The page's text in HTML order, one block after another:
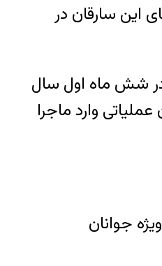
این سارقان در
در شش ماه اول سال
پایتخت گرفته شده که در ۳۶۰۰ مورد آنها ماموران عملیاتی وارد ماجرا
جوانان